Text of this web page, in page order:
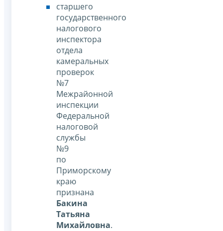
старшего
государственного
налогового
инспектора
отдела
камеральных
проверок
№7
Межрайонной
инспекции
Федеральной
налоговой
службы
№9
по
Приморскому
краю
признана
Бакина
Татьяна
Михайловна.